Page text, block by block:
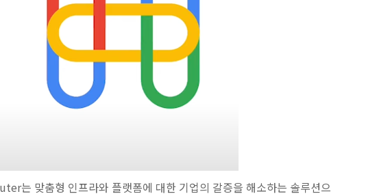
맞춤형 인프라와 플랫폼에 대한 기업의 갈증을 해소하는 솔루션으